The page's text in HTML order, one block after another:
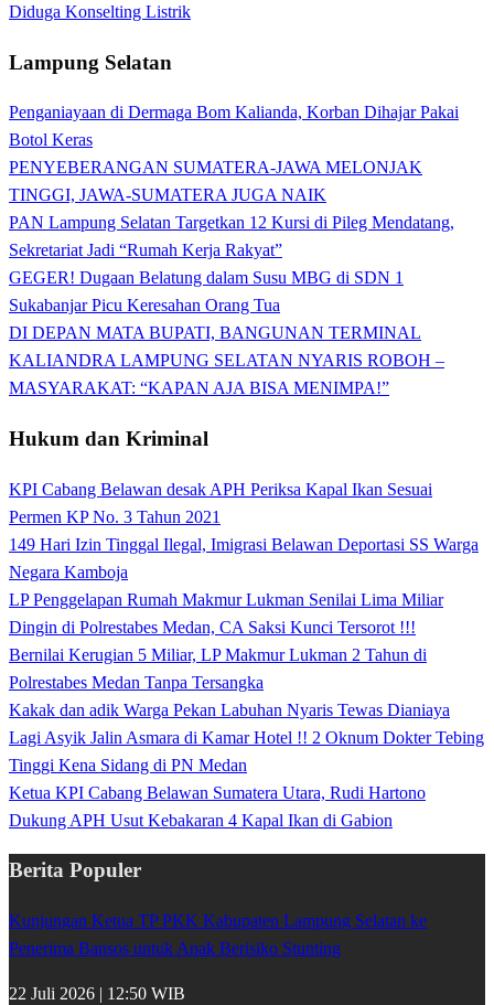
Diduga Konselting Listrik
Lampung Selatan
Penganiayaan di Dermaga Bom Kalianda, Korban Dihajar Pakai
Botol Keras
PENYEBERANGAN SUMATERA-JAWA MELONJAK
TINGGI, JAWA-SUMATERA JUGA NAIK
PAN Lampung Selatan Targetkan 12 Kursi di Pileg Mendatang,
Sekretariat Jadi “Rumah Kerja Rakyat”
GEGER! Dugaan Belatung dalam Susu MBG di SDN 1
Sukabanjar Picu Keresahan Orang Tua
DI DEPAN MATA BUPATI, BANGUNAN TERMINAL
KALIANDRA LAMPUNG SELATAN NYARIS ROBOH –
MASYARAKAT: “KAPAN AJA BISA MENIMPA!”
Hukum dan Kriminal
KPI Cabang Belawan desak APH Periksa Kapal Ikan Sesuai
Permen KP No. 3 Tahun 2021
149 Hari Izin Tinggal Ilegal, Imigrasi Belawan Deportasi SS Warga
Negara Kamboja
LP Penggelapan Rumah Makmur Lukman Senilai Lima Miliar
Dingin di Polrestabes Medan, CA Saksi Kunci Tersorot !!!
Bernilai Kerugian 5 Miliar, LP Makmur Lukman 2 Tahun di
Polrestabes Medan Tanpa Tersangka
Kakak dan adik Warga Pekan Labuhan Nyaris Tewas Dianiaya
Lagi Asyik Jalin Asmara di Kamar Hotel !! 2 Oknum Dokter Tebing
Tinggi Kena Sidang di PN Medan
Ketua KPI Cabang Belawan Sumatera Utara, Rudi Hartono
Dukung APH Usut Kebakaran 4 Kapal Ikan di Gabion
Berita Populer
Kunjungan Ketua TP PKK Kabupaten Lampung Selatan ke
Penerima Bansos untuk Anak Berisiko Stunting
22 Juli 2026 | 12:50 WIB